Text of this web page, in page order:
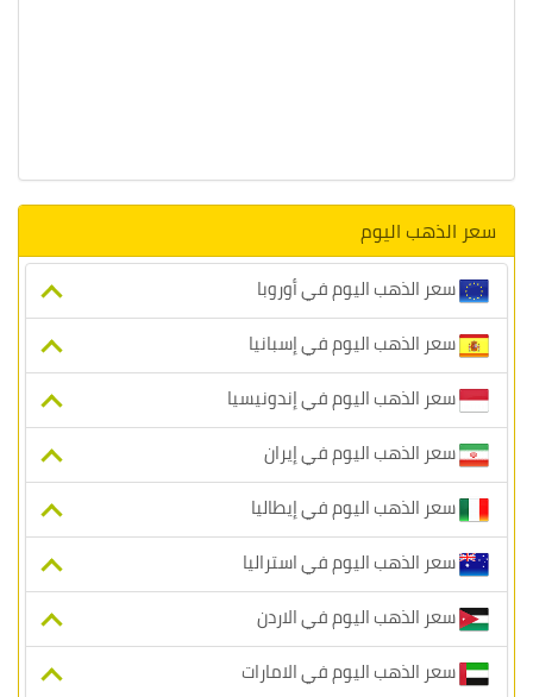
سعر الذهب اليوم
سعر الذهب اليوم في أوروبا
سعر الذهب اليوم في إسبانيا
سعر الذهب اليوم في إندونيسيا
سعر الذهب اليوم في إيران
سعر الذهب اليوم في إيطاليا
سعر الذهب اليوم في استراليا
سعر الذهب اليوم في الاردن
سعر الذهب اليوم في الامارات